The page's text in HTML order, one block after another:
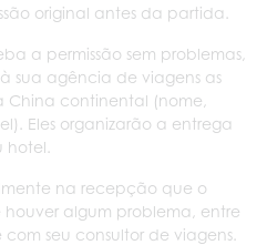
original antes da partida.
a permissão sem problemas,
sua agência de viagens as
China continental (nome,
Eles organizarão a entrega
hotel.
na recepção que o
algum problema, entre
seu consultor de viagens.